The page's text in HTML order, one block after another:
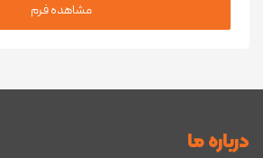
مشاهده فرم
درباره ما